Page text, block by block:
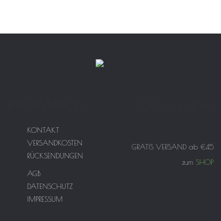
KONTAKT
VERSANDKOSTEN
RÜCKSENDUNGEN
AGB
DATENSCHUTZ
IMPRESSUM
GRATIS VERSAND ab €45
zum SHOP